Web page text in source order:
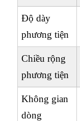
Độ dày
phương tiện
Chiều rộng
phương tiện
Không gian
dòng